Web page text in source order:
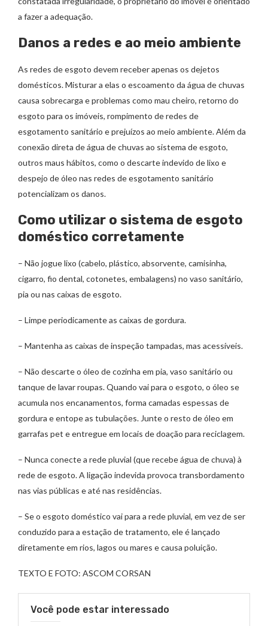
a fazer a adequação.
Danos a redes e ao meio ambiente
As redes de esgoto devem receber apenas os dejetos
domésticos. Misturar a elas o escoamento da água de chuvas
causa sobrecarga e problemas como mau cheiro, retorno do
esgoto para os imóveis, rompimento de redes de
esgotamento sanitário e prejuízos ao meio ambiente. Além da
conexão direta de água de chuvas ao sistema de esgoto,
outros maus hábitos, como o descarte indevido de lixo e
despejo de óleo nas redes de esgotamento sanitário
potencializam os danos.
Como utilizar o sistema de esgoto
doméstico corretamente
– Não jogue lixo (cabelo, plástico, absorvente, camisinha,
cigarro, fio dental, cotonetes, embalagens) no vaso sanitário,
pia ou nas caixas de esgoto.
– Limpe periodicamente as caixas de gordura.
– Mantenha as caixas de inspeção tampadas, mas acessíveis.
– Não descarte o óleo de cozinha em pia, vaso sanitário ou
tanque de lavar roupas. Quando vai para o esgoto, o óleo se
acumula nos encanamentos, forma camadas espessas de
gordura e entope as tubulações. Junte o resto de óleo em
garrafas pet e entregue em locais de doação para reciclagem.
– Nunca conecte a rede pluvial (que recebe água de chuva) à
rede de esgoto. A ligação indevida provoca transbordamento
nas vias públicas e até nas residências.
– Se o esgoto doméstico vai para a rede pluvial, em vez de ser
conduzido para a estação de tratamento, ele é lançado
diretamente em rios, lagos ou mares e causa poluição.
TEXTO E FOTO: ASCOM CORSAN
Você pode estar interessado